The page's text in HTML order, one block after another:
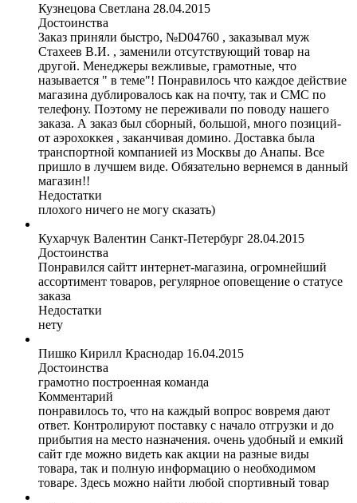
Кузнецова Светлана 28.04.2015
Достоинства
Заказ приняли быстро, №D04760 , заказывал муж
Стахеев В.И. , заменили отсутствующий товар на
другой. Менеджеры вежливые, грамотные, что
называется " в теме"! Понравилось что каждое действие
магазина дублировалось как на почту, так и СМС по
телефону. Поэтому не переживали по поводу нашего
заказа. А заказ был сборный, большой, много позиций-
от аэрохоккея , заканчивая домино. Доставка была
транспортной компанией из Москвы до Анапы. Все
пришло в лучшем виде. Обязательно вернемся в данный
магазин!!
Недостатки
плохого ничего не могу сказать)
Кухарчук Валентин Санкт-Петербург 28.04.2015
Достоинства
Понравился сайтт интернет-магазина, огромнейший
ассортимент товаров, регулярное оповещение о статусе
заказа
Недостатки
нету
Пишко Кирилл Краснодар 16.04.2015
Достоинства
грамотно построенная команда
Комментарий
понравилось то, что на каждый вопрос вовремя дают
ответ. Контролируют поставку с начало отгрузки и до
прибытия на место назначения. очень удобный и емкий
сайт где можно видеть как акции на разные виды
товара, так и полную информацию о необходимом
товаре. Здесь можно найти любой спортивный товар